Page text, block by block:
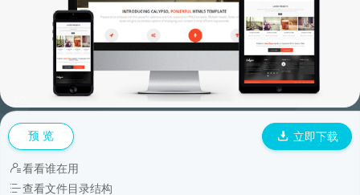
预 览 立即下载
看看谁在用
查看文件目录结构